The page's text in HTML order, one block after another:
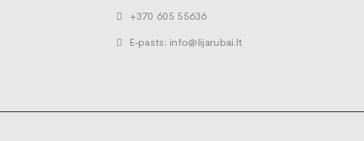
+370 605 55636
E-pasts: info@lijarubai.lt